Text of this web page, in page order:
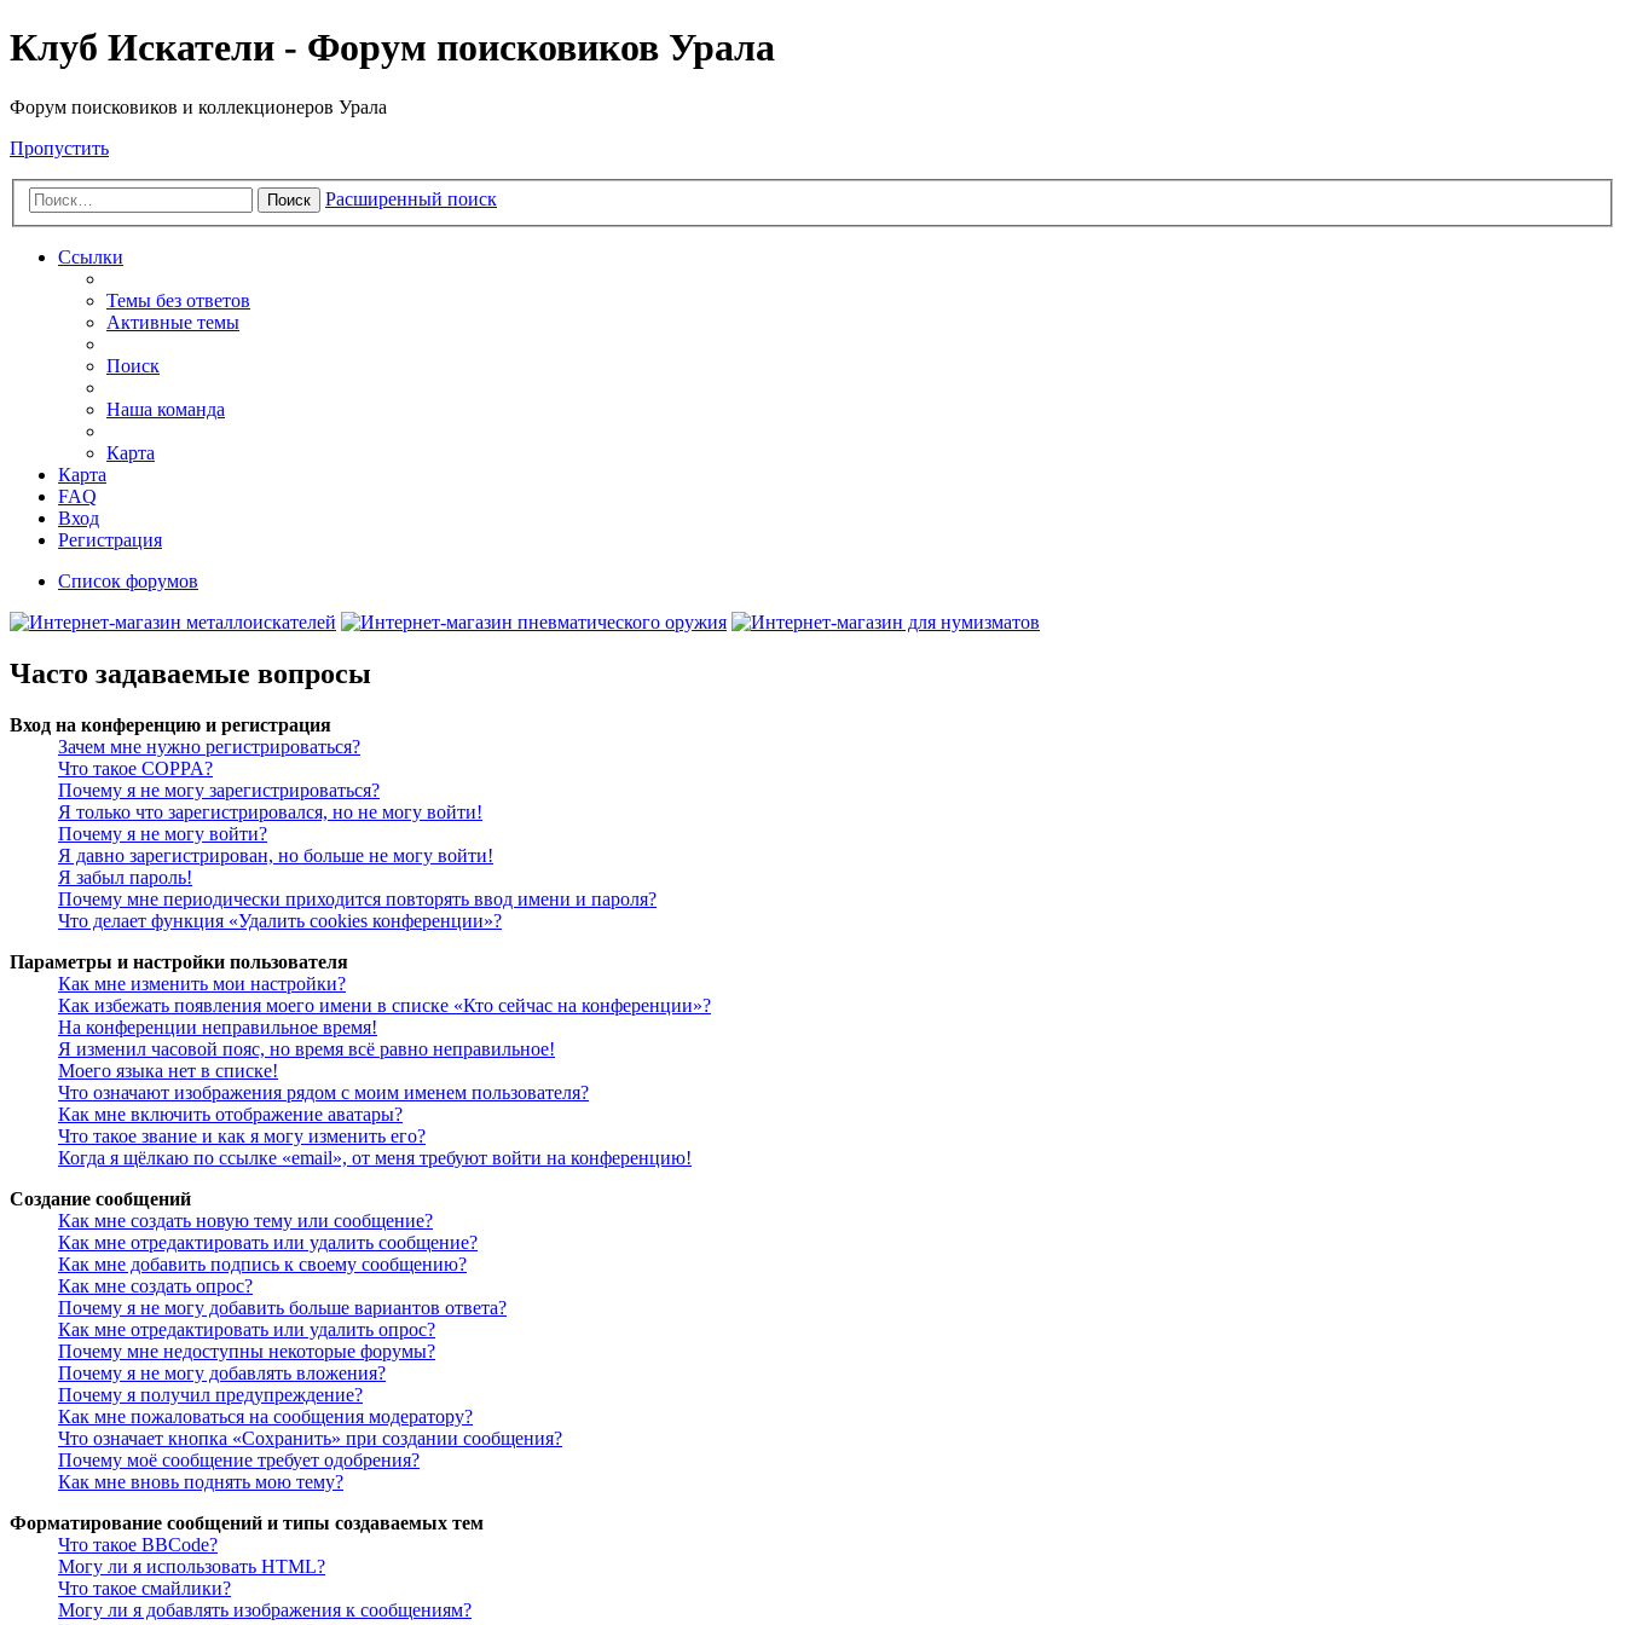
Клуб Искатели - Форум поисковиков Урала
Форум поисковиков и коллекционеров Урала
Пропустить
Поиск Расширенный поиск
Ссылки
Темы без ответов
Активные темы
Поиск
Наша команда
Карта
Карта
FAQ
Вход
Регистрация
Список форумов
Часто задаваемые вопросы
Вход на конференцию и регистрация
Зачем мне нужно регистрироваться?
Что такое COPPA?
Почему я не могу зарегистрироваться?
Я только что зарегистрировался, но не могу войти!
Почему я не могу войти?
Я давно зарегистрирован, но больше не могу войти!
Я забыл пароль!
Почему мне периодически приходится повторять ввод имени и пароля?
Что делает функция «Удалить cookies конференции»?
Параметры и настройки пользователя
Как мне изменить мои настройки?
Как избежать появления моего имени в списке «Кто сейчас на конференции»?
На конференции неправильное время!
Я изменил часовой пояс, но время всё равно неправильное!
Моего языка нет в списке!
Что означают изображения рядом с моим именем пользователя?
Как мне включить отображение аватары?
Что такое звание и как я могу изменить его?
Когда я щёлкаю по ссылке «email», от меня требуют войти на конференцию!
Создание сообщений
Как мне создать новую тему или сообщение?
Как мне отредактировать или удалить сообщение?
Как мне добавить подпись к своему сообщению?
Как мне создать опрос?
Почему я не могу добавить больше вариантов ответа?
Как мне отредактировать или удалить опрос?
Почему мне недоступны некоторые форумы?
Почему я не могу добавлять вложения?
Почему я получил предупреждение?
Как мне пожаловаться на сообщения модератору?
Что означает кнопка «Сохранить» при создании сообщения?
Почему моё сообщение требует одобрения?
Как мне вновь поднять мою тему?
Форматирование сообщений и типы создаваемых тем
Что такое BBCode?
Могу ли я использовать HTML?
Что такое смайлики?
Могу ли я добавлять изображения к сообщениям?